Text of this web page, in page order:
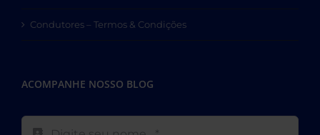
Condutores – Termos & Condições
ACOMPANHE NOSSO BLOG